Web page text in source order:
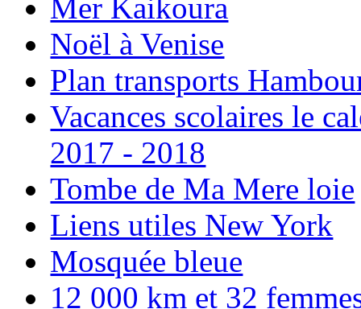
Mer Kaikoura
Noël à Venise
Plan transports
Vacances scolaires le
2017 - 2018
Tombe de Ma Mere loie
Liens utiles New York
Mosquée bleue
12 000 km et 32